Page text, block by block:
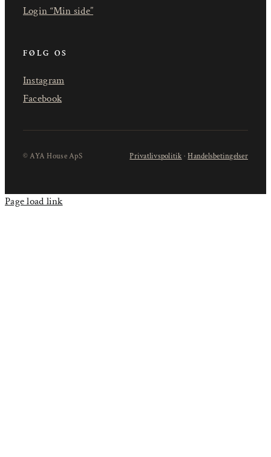
Login “Min side”
FØLG OS
Instagram
Facebook
© AYA House ApS Privatlivspolitik ·Handelsbetingelser
Page load link